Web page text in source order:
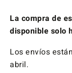
La compra de
disponible solo
Los envíos
abril.